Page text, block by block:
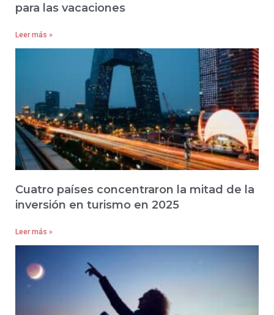
para las vacaciones
Leer más »
Cuatro países concentraron la mitad de la
inversión en turismo en 2025
Leer más »